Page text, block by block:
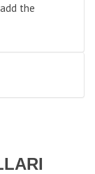
the